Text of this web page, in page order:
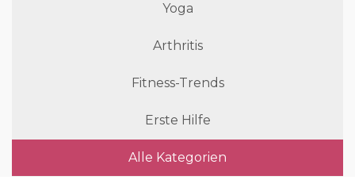
Yoga
Arthritis
Fitness-Trends
Erste Hilfe
Alle Kategorien